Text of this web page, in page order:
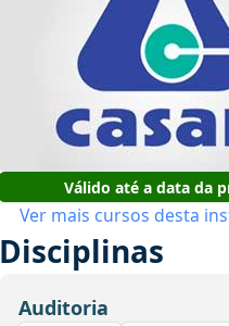
Válido até a data da
Ver mais cursos desta
Disciplinas
Auditoria